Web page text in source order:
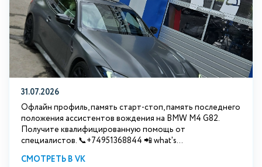
31.07.2026
Офлайн профиль, память старт-стоп, память последнего
положения ассистентов вождения на BMW М4 G82.
Получите квалифицированную помощь от
специалистов. 📞+74951368844 📲 what's...
СМОТРЕТЬ В VK